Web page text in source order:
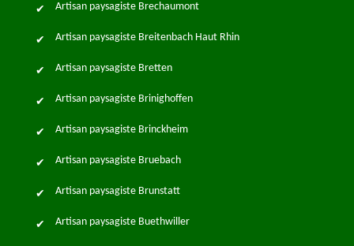
Artisan paysagiste Brechaumont
Artisan paysagiste Breitenbach Haut Rhin
Artisan paysagiste Bretten
Artisan paysagiste Brinighoffen
Artisan paysagiste Brinckheim
Artisan paysagiste Bruebach
Artisan paysagiste Brunstatt
Artisan paysagiste Buethwiller